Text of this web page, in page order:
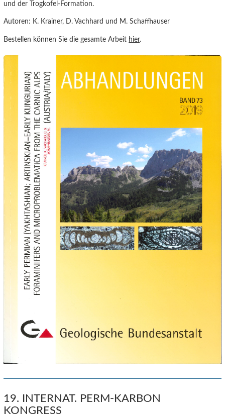
und der Trogkofel-Formation.
Autoren: K. Krainer, D. Vachhard und M. Schaffhauser
Bestellen können Sie die gesamte Arbeit hier.
19. INTERNAT. PERM-KARBON
KONGRESS